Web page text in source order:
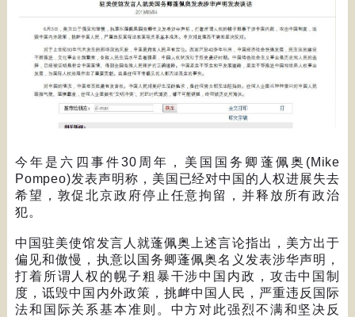
今年是六四事件30 周年，美国国务卿蓬佩奥 (Mike
Pompeo)发表声明称，美国已经对中国的人权进展失去
希望，敦促北京政府停止任意拘留，并释放所有政治
犯。
中国驻美使馆发言人就蓬佩奥上述言论指出，美方出于
偏见和傲慢，执意以国务卿蓬佩奥名义发表涉华声明，
打着所谓人权的幌子粗暴干涉中国内政，攻击中国制
度，诋毁中国内外政策，挑衅中国人民，严重违反国际
法和国际关系基本准则。中方对此强烈不满和坚决反